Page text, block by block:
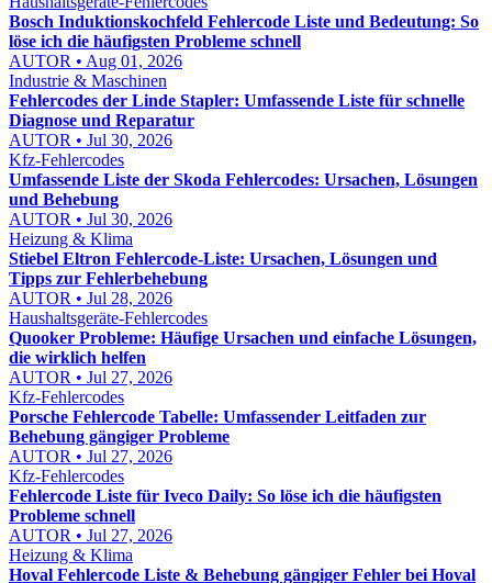
Bosch Induktionskochfeld Fehlercode Liste und Bedeutung: So
löse ich die häufigsten Probleme schnell
AUTOR • Aug 01, 2026
Industrie & Maschinen
Fehlercodes der Linde Stapler: Umfassende Liste für schnelle
Diagnose und Reparatur
AUTOR • Jul 30, 2026
Kfz-Fehlercodes
Umfassende Liste der Skoda Fehlercodes: Ursachen, Lösungen
und Behebung
AUTOR • Jul 30, 2026
Heizung & Klima
Stiebel Eltron Fehlercode-Liste: Ursachen, Lösungen und
Tipps zur Fehlerbehebung
AUTOR • Jul 28, 2026
Haushaltsgeräte-Fehlercodes
Quooker Probleme: Häufige Ursachen und einfache Lösungen,
die wirklich helfen
AUTOR • Jul 27, 2026
Kfz-Fehlercodes
Porsche Fehlercode Tabelle: Umfassender Leitfaden zur
Behebung gängiger Probleme
AUTOR • Jul 27, 2026
Kfz-Fehlercodes
Fehlercode Liste für Iveco Daily: So löse ich die häufigsten
Probleme schnell
AUTOR • Jul 27, 2026
Heizung & Klima
Hoval Fehlercode Liste & Behebung gängiger Fehler bei Hoval